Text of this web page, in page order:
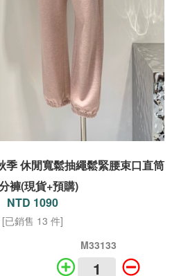
季 休閒寬鬆抽繩鬆緊腰束口直筒
褲(現貨+預購)
NTD 1090
[已銷售 13 件]
M33133